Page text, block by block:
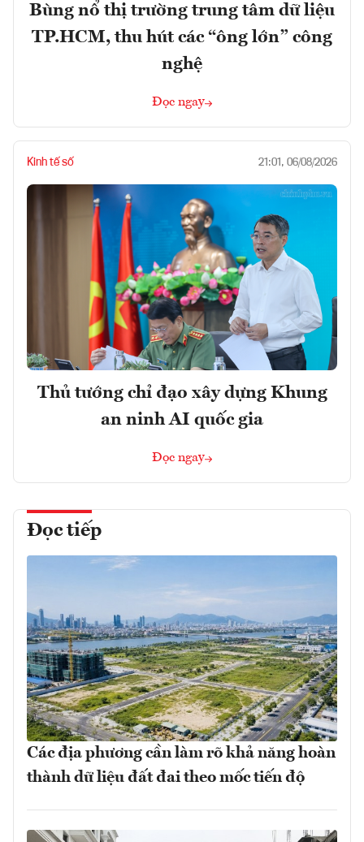
Bùng nổ thị trường trung tâm dữ liệu
TP.HCM, thu hút các “ông lớn” công
nghệ
Đọc ngay
Kinh tế số 21:01, 06/08/2026
Thủ tướng chỉ đạo xây dựng Khung
an ninh AI quốc gia
Đọc ngay
Đọc tiếp
Các địa phương cần làm rõ khả năng hoàn
thành dữ liệu đất đai theo mốc tiến độ